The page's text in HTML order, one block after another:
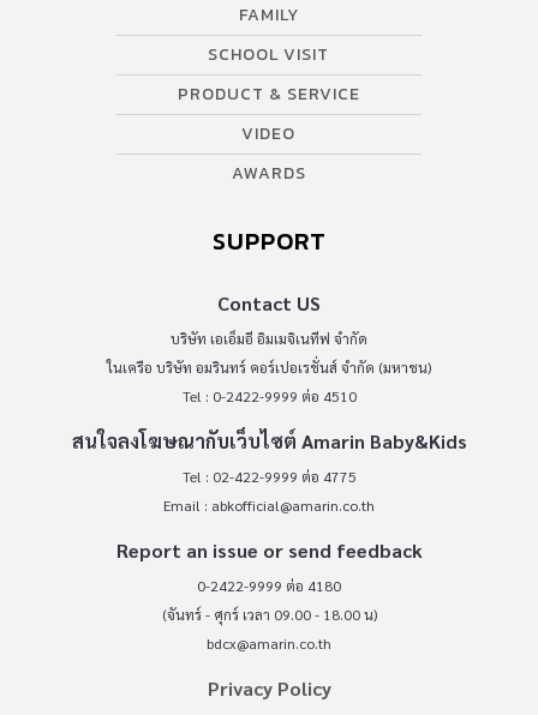
FAMILY
SCHOOL VISIT
PRODUCT & SERVICE
VIDEO
AWARDS
SUPPORT
Contact US
บริษัท เอเอ็มอี อิมเมจิเนทีฟ จำกัด
ในเครือ บริษัท อมรินทร์ คอร์เปอเรชั่นส์ จำกัด (มหาชน)
Tel : 0-2422-9999 ต่อ 4510
สนใจลงโฆษณากับเว็บไซต์ Amarin Baby&Kids
Tel : 02-422-9999 ต่อ 4775
Email : abkofficial@amarin.co.th
Report an issue or send feedback
0-2422-9999 ต่อ 4180
(จันทร์ - ศุกร์ เวลา 09.00 - 18.00 น)
bdcx@amarin.co.th
Privacy Policy